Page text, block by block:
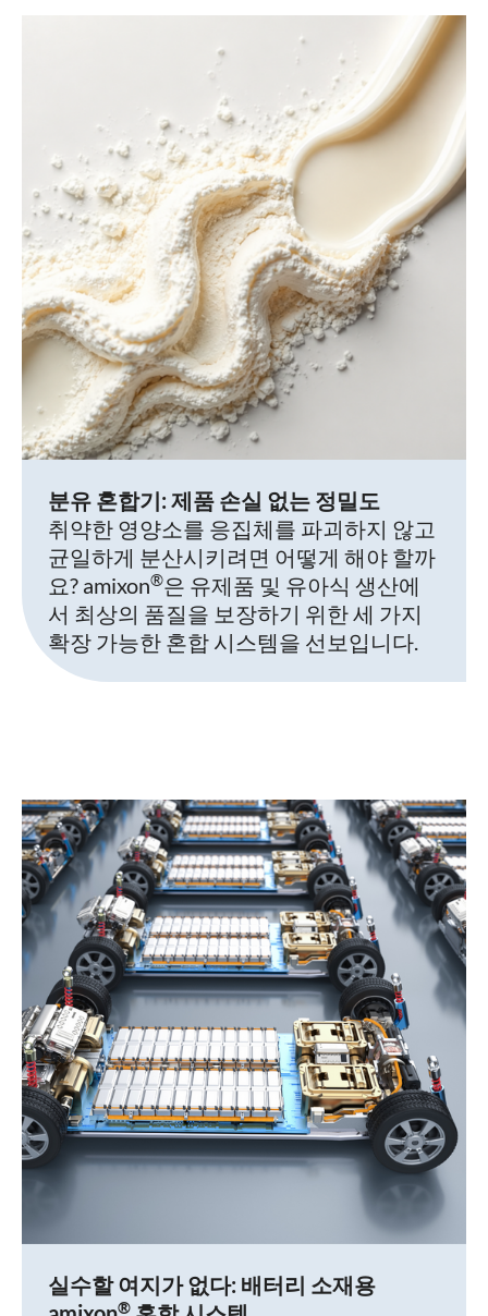
분유 혼합기: 제품 손실 없는 정밀도
취약한 영양소를 응집체를 파괴하지 않고
균일하게 분산시키려면 어떻게 해야 할까
요? amixon®은 유제품 및 유아식 생산에
서 최상의 품질을 보장하기 위한 세 가지
확장 가능한 혼합 시스템을 선보입니다.
실수할 여지가 없다: 배터리 소재용
®